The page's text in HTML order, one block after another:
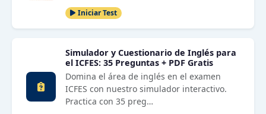
Iniciar Test
Simulador y Cuestionario de Inglés para
el ICFES: 35 Preguntas + PDF Gratis
Domina el área de inglés en el examen
ICFES con nuestro simulador interactivo.
Practica con 35 preg…